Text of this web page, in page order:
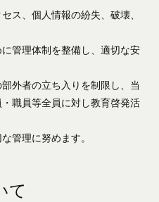
ス、個人情報の紛失、破壊、
管理体制を整備し、適切な安
外者の立ち入りを制限し、当
職員等全員に対し教育啓発活
管理に努めます。
て